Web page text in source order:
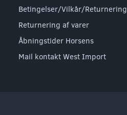
Betingelser/Vilkår/Returnering
Returnering af varer
Åbningstider Horsens
Mail kontakt West Import